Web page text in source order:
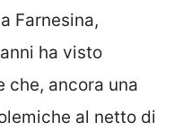
Farnesina,
ha visto
che, ancora una
al netto di